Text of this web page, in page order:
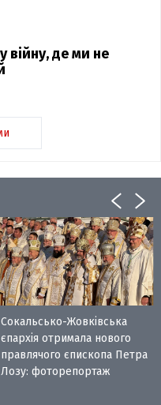
війну, де ми не
Сокальсько-Жовківська
єпархія отримала нового
правлячого єпископа Петра
Лозу: фоторепортаж